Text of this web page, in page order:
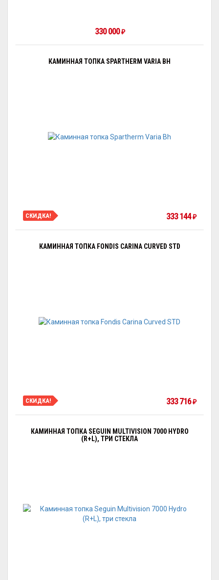
330 000₽
КАМИННАЯ ТОПКА SPARTHERM VARIA BH
СКИДКА! 333 144₽
КАМИННАЯ ТОПКА FONDIS CARINA CURVED STD
СКИДКА! 333 716₽
КАМИННАЯ ТОПКА SEGUIN MULTIVISION 7000 HYDRO
(R+L), ТРИ СТЕКЛА